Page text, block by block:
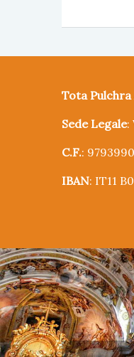
Tota Pulchra
Sede Legale:
C.F.:
IBAN: IT11